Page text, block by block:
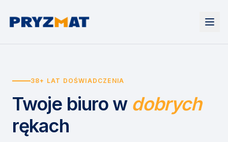
Urządzenia
Drukarki i urządzenia wielofunkcyjne
Etykiety i identyfikacja
Skanery i obieg dokumentów
Monitory interaktywne
Niszczarki dokumentów
Wynajem drukarek
Wynajem urządzeń biurowych
Asystent druku
EZD RP
Misja szkoła
Serwis
38+ LAT DOŚWIADCZENIA
Twoje biuro w dobrych
rękach